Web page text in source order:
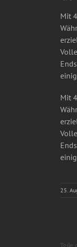
Mit
Mit
25.
Teile